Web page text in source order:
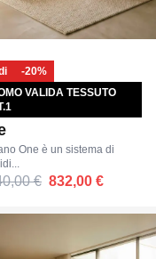
-20%
VALIDA TESSUTO
One è un sistema di
€ 832,00 €